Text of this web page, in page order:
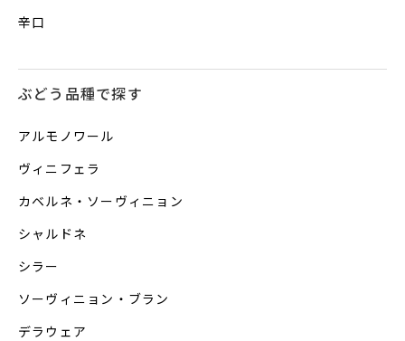
辛口
ぶどう品種で探す
アルモノワール
ヴィニフェラ
カベルネ・ソーヴィニョン
シャルドネ
シラー
ソーヴィニョン・ブラン
デラウェア